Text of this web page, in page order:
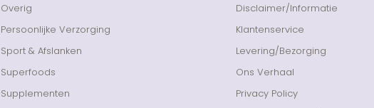
Overig
Persoonlijke Verzorging
Sport & Afslanken
Superfoods
Supplementen
Disclaimer/Informatie
Klantenservice
Levering/Bezorging
Ons Verhaal
Privacy Policy